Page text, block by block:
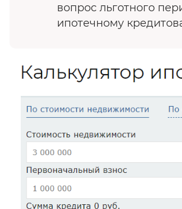
вопрос льготного
ипотечному